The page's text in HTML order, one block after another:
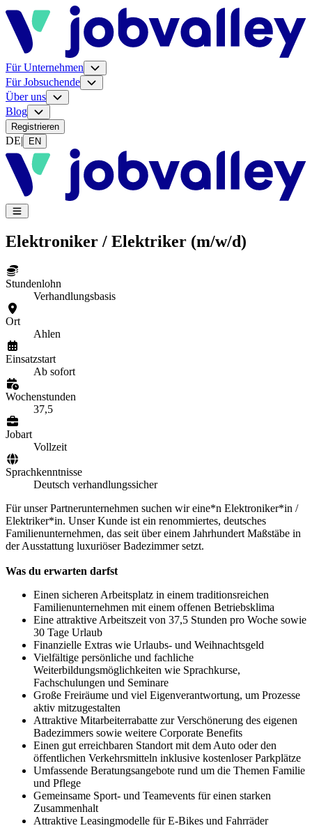
Für Unternehmen
Für Jobsuchende
Über uns
Blog
Registrieren
DE| EN
Elektroniker / Elektriker (m/w/d)
Stundenlohn
Verhandlungsbasis
Ort
Ahlen
Einsatzstart
Ab sofort
Wochenstunden
37,5
Jobart
Vollzeit
Sprachkenntnisse
Deutsch verhandlungssicher
Für unser Partnerunternehmen suchen wir eine*n Elektroniker*in /
Elektriker*in. Unser Kunde ist ein renommiertes, deutsches
Familienunternehmen, das seit über einem Jahrhundert Maßstäbe in
der Ausstattung luxuriöser Badezimmer setzt.
Was du erwarten darfst
Einen sicheren Arbeitsplatz in einem traditionsreichen
Familienunternehmen mit einem offenen Betriebsklima
Eine attraktive Arbeitszeit von 37,5 Stunden pro Woche sowie
30 Tage Urlaub
Finanzielle Extras wie Urlaubs- und Weihnachtsgeld
Vielfältige persönliche und fachliche
Weiterbildungsmöglichkeiten wie Sprachkurse,
Fachschulungen und Seminare
Große Freiräume und viel Eigenverantwortung, um Prozesse
aktiv mitzugestalten
Attraktive Mitarbeiterrabatte zur Verschönerung des eigenen
Badezimmers sowie weitere Corporate Benefits
Einen gut erreichbaren Standort mit dem Auto oder den
öffentlichen Verkehrsmitteln inklusive kostenloser Parkplätze
Umfassende Beratungsangebote rund um die Themen Familie
und Pflege
Gemeinsame Sport- und Teamevents für einen starken
Zusammenhalt
Attraktive Leasingmodelle für E-Bikes und Fahrräder